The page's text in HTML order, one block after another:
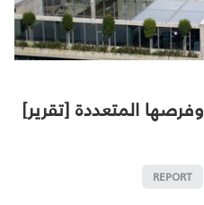
المتعددة [تقرير]
REPORT